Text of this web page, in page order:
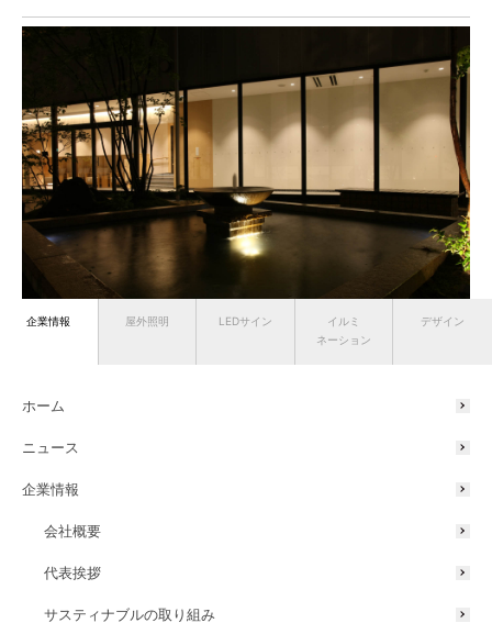
企業情報 屋外照明 LEDサイン
イルミ
ネーション
デザイン
ホーム
ニュース
企業情報
会社概要
代表挨拶
サスティナブルの取り組み